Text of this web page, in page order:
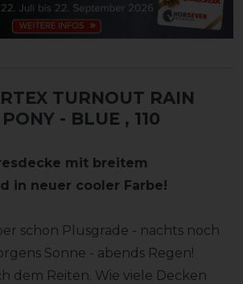
TURNOUT RAIN
- BLUE , 110
mit breitem
in neuer cooler Farbe!
schon Plusgrade - nachts noch
Sonne - abends Regen!
dem Reiten. Wie viele Decken